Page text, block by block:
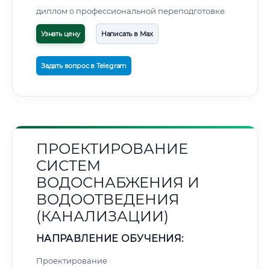
диплом о профессиональной переподготовке
Узнать цену Написать в Max
Задать вопрос в Telegram
ПРОЕКТИРОВАНИЕ
СИСТЕМ
ВОДОСНАБЖЕНИЯ И
ВОДООТВЕДЕНИЯ
(КАНАЛИЗАЦИИ)
НАПРАВЛЕНИЕ ОБУЧЕНИЯ:
Проектирование